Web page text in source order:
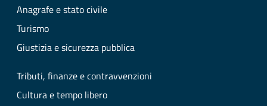
Anagrafe e stato civile
Turismo
Giustizia e sicurezza pubblica
Tributi, finanze e contravvenzioni
Cultura e tempo libero